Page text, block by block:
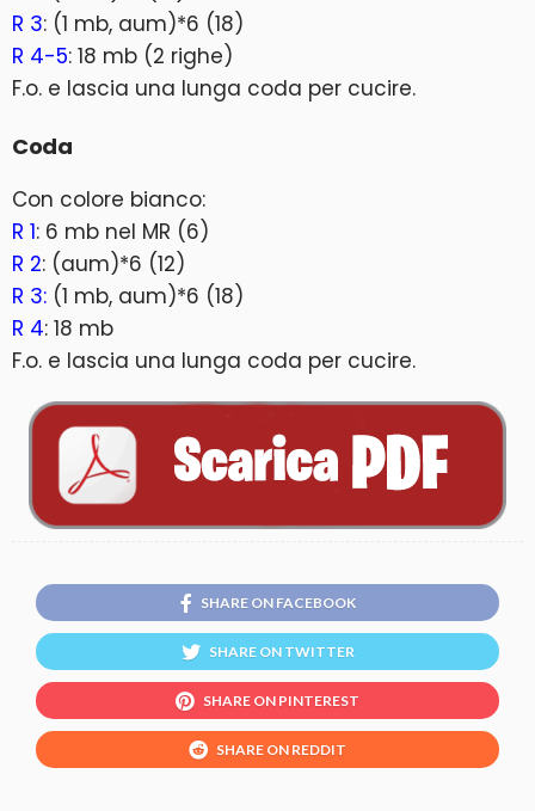
R 3: (1 mb, aum)*6 (18)
R 4-5: 18 mb (2 righe)
F.o. e lascia una lunga coda per cucire.
Coda
Con colore bianco:
R 1: 6 mb nel MR (6)
R 2: (aum)*6 (12)
R 3: (1 mb, aum)*6 (18)
R 4: 18 mb
F.o. e lascia una lunga coda per cucire.
SHARE ON FACEBOOK
SHARE ON TWITTER
SHARE ON PINTEREST
SHARE ON REDDIT